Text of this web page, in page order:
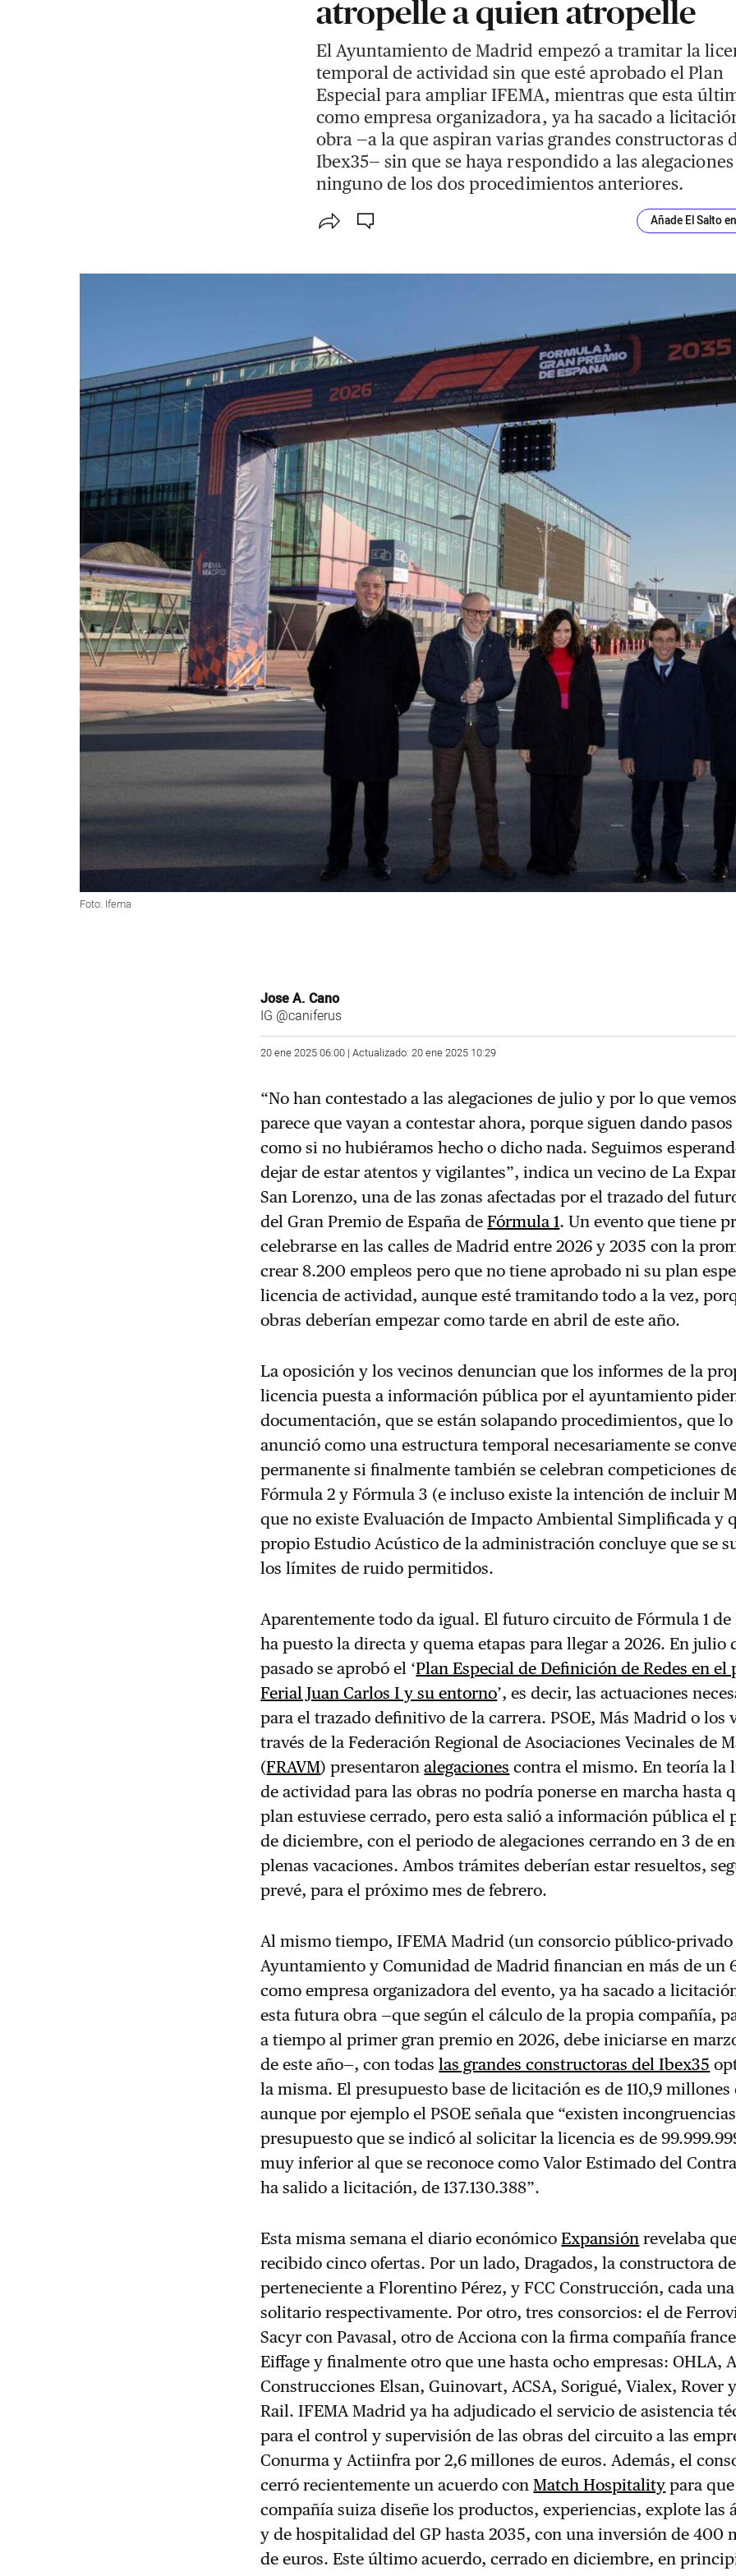
atropelle a quien atropelle
El Ayuntamiento de Madrid empezó a tramitar la
temporal de actividad sin que esté aprobado el Plan
Especial para ampliar IFEMA, mientras que esta
como empresa organizadora, ya ha sacado a
obra —a la que aspiran varias grandes constructoras
Ibex35— sin que se haya respondido a las
ninguno de los dos procedimientos anteriores.
Añade El Salto
Foto: Ifema
Jose A. Cano
IG @caniferus
20 ene 2025 06:00 | Actualizado: 20 ene 2025 10:29
“No han contestado a las alegaciones de julio y por lo que
parece que vayan a contestar ahora, porque siguen dando
como si no hubiéramos hecho o dicho nada. Seguimos
dejar de estar atentos y vigilantes”, indica un vecino de La
San Lorenzo, una de las zonas afectadas por el trazado del
del Gran Premio de España deFórmula 1. Un evento que tiene
celebrarse en las calles de Madrid entre 2026 y 2035 con la
crear 8.200 empleos pero que no tiene aprobado ni su plan
licencia de actividad, aunque esté tramitando todo a la vez,
obras deberían empezar como tarde en abril de este año.
La oposición y los vecinos denuncian que los informes de la
licencia puesta a información pública por el ayuntamiento
documentación, que se están solapando procedimientos, que lo
anunció como una estructura temporal necesariamente se
permanente si finalmente también se celebran competiciones
Fórmula 2 y Fórmula 3 (e incluso existe la intención de incluir
que no existe Evaluación de Impacto Ambiental Simplificada y
propio Estudio Acústico de la administración concluye que se
los límites de ruido permitidos.
Aparentemente todo da igual. El futuro circuito de Fórmula 1
ha puesto la directa y quema etapas para llegar a 2026. En julio
pasado se aprobó el ‘Plan Especial de Definición de Redes en el
Ferial Juan Carlos I y su entorno’, es decir, las actuaciones
para el trazado definitivo de la carrera. PSOE, Más Madrid o los
través de la Federación Regional de Asociaciones Vecinales de
(FRAVM) presentaronalegaciones contra el mismo. En teoría la
de actividad para las obras no podría ponerse en marcha hasta
plan estuviese cerrado, pero esta salió a información pública el
de diciembre, con el periodo de alegaciones cerrando en 3 de
plenas vacaciones. Ambos trámites deberían estar resueltos,
prevé, para el próximo mes de febrero.
Al mismo tiempo, IFEMA Madrid (un consorcio público-privado
Ayuntamiento y Comunidad de Madrid financian en más de un
como empresa organizadora del evento, ya ha sacado a
esta futura obra —que según el cálculo de la propia compañía,
a tiempo al primer gran premio en 2026, debe iniciarse en
de este año—, con todaslas grandes constructoras del Ibex35
la misma. El presupuesto base de licitación es de 110,9 millones
aunque por ejemplo el PSOE señala que “existen
presupuesto que se indicó al solicitar la licencia es de
muy inferior al que se reconoce como Valor Estimado del
ha salido a licitación, de 137.130.388”.
Esta misma semana el diario económicoExpansión revelaba
recibido cinco ofertas. Por un lado, Dragados, la constructora de
perteneciente a Florentino Pérez, y FCC Construcción, cada
solitario respectivamente. Por otro, tres consorcios: el de
Sacyr con Pavasal, otro de Acciona con la firma compañía
Eiffage y finalmente otro que une hasta ocho empresas: OHLA,
Construcciones Elsan, Guinovart, ACSA, Sorigué, Vialex, Rover
Rail. IFEMA Madrid ya ha adjudicado el servicio de asistencia
para el control y supervisión de las obras del circuito a las
Conurma y Actiinfra por 2,6 millones de euros. Además, el
cerró recientemente un acuerdo conMatch Hospitality para
compañía suiza diseñe los productos, experiencias, explote las
y de hospitalidad del GP hasta 2035, con una inversión de 400
de euros. Este último acuerdo, cerrado en diciembre, en